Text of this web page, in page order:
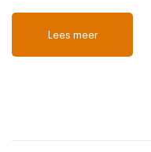
Lees meer